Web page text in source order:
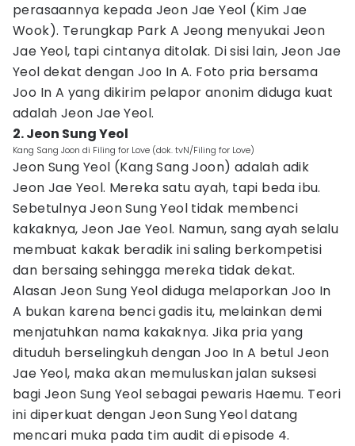
perasaannya kepada Jeon Jae Yeol (Kim Jae
Wook). Terungkap Park A Jeong menyukai Jeon
Jae Yeol, tapi cintanya ditolak. Di sisi lain, Jeon Jae
Yeol dekat dengan Joo In A. Foto pria bersama
Joo In A yang dikirim pelapor anonim diduga kuat
adalah Jeon Jae Yeol.
2. Jeon Sung Yeol
Kang Sang Joon di Filing for Love (dok. tvN/Filing for Love)
Jeon Sung Yeol (Kang Sang Joon) adalah adik
Jeon Jae Yeol. Mereka satu ayah, tapi beda ibu.
Sebetulnya Jeon Sung Yeol tidak membenci
kakaknya, Jeon Jae Yeol. Namun, sang ayah selalu
membuat kakak beradik ini saling berkompetisi
dan bersaing sehingga mereka tidak dekat.
Alasan Jeon Sung Yeol diduga melaporkan Joo In
A bukan karena benci gadis itu, melainkan demi
menjatuhkan nama kakaknya. Jika pria yang
dituduh berselingkuh dengan Joo In A betul Jeon
Jae Yeol, maka akan memuluskan jalan suksesi
bagi Jeon Sung Yeol sebagai pewaris Haemu. Teori
ini diperkuat dengan Jeon Sung Yeol datang
mencari muka pada tim audit di episode 4.